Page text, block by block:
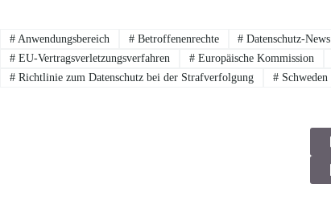
#Anwendungsbereich #Betroffenenrechte # Datenschutz-News
#EU-Vertragsverletzungsverfahren #Europäische Kommission
#Richtlinie zum Datenschutz bei der Strafverfolgung #Schweden